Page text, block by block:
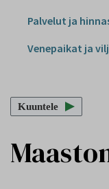
Palvelut ja
Venepaikat ja
Kuuntele